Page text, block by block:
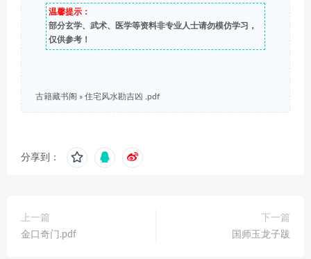
温馨提示：
部分玄学、武术、医学等资料非专业人士请勿模仿学习，
仅供参考！
古籍藏书阁 » 住宅风水勘吉凶 .pdf
分享到：
上一篇
金口奇门.pdf
下一篇
国师玉龙子跋